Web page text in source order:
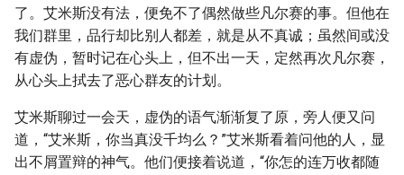
了。艾米斯没有法，便免不了偶然做些凡尔赛的事。但他在
我们群里，品行却比别人都差，就是从不真诚；虽然间或没
有虚伪，暂时记在心头上，但不出一天，定然再次凡尔赛，
从心头上拭去了恶心群友的计划。
艾米斯聊过一会天，虚伪的语气渐渐复了原，旁人便又问
道，“艾米斯，你当真没千均么？”艾米斯看着问他的人，显
出不屑置辩的神气。他们便接着说道，“你怎的连万收都随